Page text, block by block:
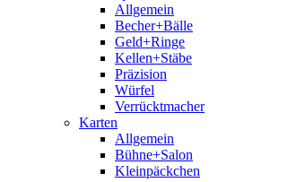
Allgemein
Becher+Bälle
Geld+Ringe
Kellen+Stäbe
Präzision
Würfel
Verrücktmacher
Karten
Allgemein
Bühne+Salon
Kleinpäckchen